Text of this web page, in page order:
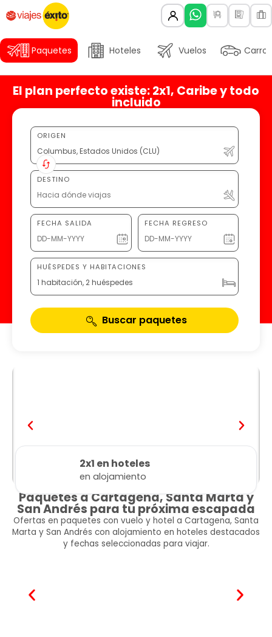
Paquetes Hoteles Vuelos Carros
El plan perfecto existe: 2x1, Caribe y todo
incluido
ORIGEN
DESTINO
FECHA SALIDA FECHA REGRESO
HUÉSPEDES Y HABITACIONES
1 habitación, 2 huéspedes
Buscar paquetes
2x1 en hoteles
en alojamiento
Paquetes a Cartagena, Santa Marta y
San Andrés para tu próxima escapada
Ofertas en paquetes con vuelo y hotel a Cartagena, Santa
Marta y San Andrés con alojamiento en hoteles destacados
y fechas seleccionadas para viajar.